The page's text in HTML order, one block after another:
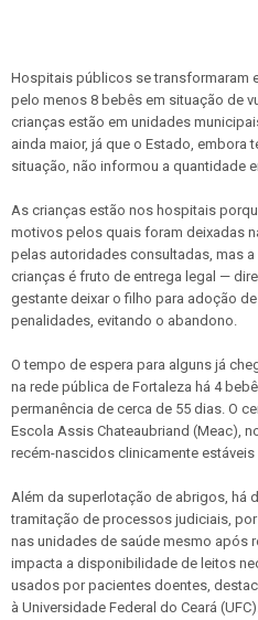
Hospitais públicos se transformaram
pelo menos 8 bebês em situação de
crianças estão em unidades
ainda maior, já que o Estado, embora
situação, não informou a quantidade
As crianças estão nos hospitais
motivos pelos quais foram deixadas
pelas autoridades consultadas, mas
crianças é fruto de entrega legal —
gestante deixar o filho para adoção
penalidades, evitando o abandono.
O tempo de espera para alguns já
na rede pública de Fortaleza há 4
permanência de cerca de 55 dias. O
Escola Assis Chateaubriand (Meac),
recém-nascidos clinicamente
Além da superlotação de abrigos, há
tramitação de processos judiciais,
nas unidades de saúde mesmo após
impacta a disponibilidade de leitos
usados por pacientes doentes,
à Universidade Federal do Ceará